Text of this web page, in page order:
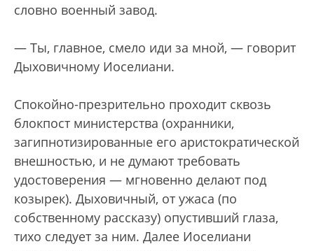
словно военный завод.
— Ты, главное, смело иди за мной, — говорит
Дыховичному Иоселиани.
Спокойно-презрительно проходит сквозь
блокпост министерства (охранники,
загипнотизированные его аристократической
внешностью, и не думают требовать
удостоверения — мгновенно делают под
козырек). Дыховичный, от ужаса (по
собственному рассказу) опустивший глаза,
тихо следует за ним. Далее Иоселиани